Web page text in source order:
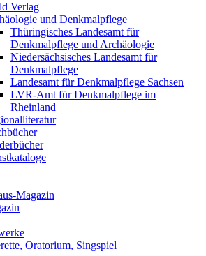
Verlag
und Denkmalpflege
Thüringisches Landesamt für
Denkmalpflege und Archäologie
Niedersächsisches Landesamt für
Denkmalpflege
Landesamt für Denkmalpflege Sachsen
LVR-Amt für Denkmalpflege im
Rheinland
Magazin
Oratorium, Singspiel